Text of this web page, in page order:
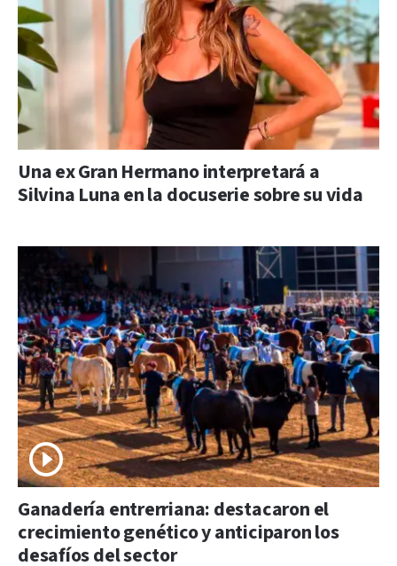
Una ex Gran Hermano interpretará a
Silvina Luna en la docuserie sobre su vida
Ganadería entrerriana: destacaron el
crecimiento genético y anticiparon los
desafíos del sector